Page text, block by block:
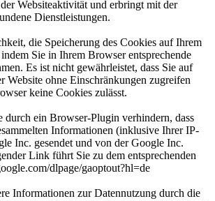
Websiteaktivität und erbringt mit der
Dienstleistungen.
die Speicherung des Cookies auf Ihrem
Sie in Ihrem Browser entsprechende
Es ist nicht gewährleistet, dass Sie auf
Website ohne Einschränkungen zugreifen
keine Cookies zulässt.
durch ein Browser-Plugin verhindern, dass
Informationen (inklusive Ihrer IP-
Inc. gesendet und von der Google Inc.
Link führt Sie zu dem entsprechenden
dlpage/gaoptout?hl=de
Informationen zur Datennutzung durch die